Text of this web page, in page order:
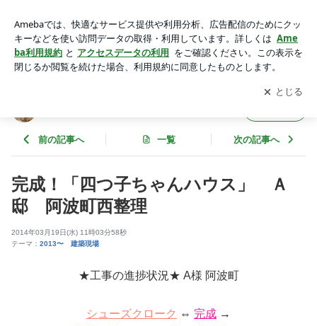
で家を建てるならサーロジック
アプリをダウンロードして ブログの更新通知
を受け取りまし
ょう。
開く
前の記事へ 一覧 次の記事へ
完成！「四つ子ちゃんハウス」 Ａ
邸 阿波町西整理
2014年03月19日(水) 11時03分58秒
テーマ： 2013〜 建築現場
★工事の進捗状況★ A様 阿波町
シューズクローク ⇔ 完成 →